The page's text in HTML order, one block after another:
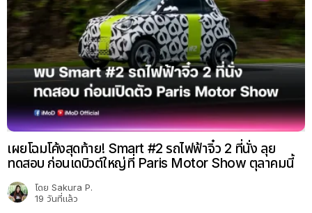
เผยโฉมโค้งสุดท้าย! Smart #2 รถไฟฟ้าจิ๋ว 2 ที่นั่ง ลุย
ทดสอบ ก่อนเดบิวต์ใหญ่ที่ Paris Motor Show ตุลาคมนี้
โดย Sakura P.
19 วันที่แล้ว